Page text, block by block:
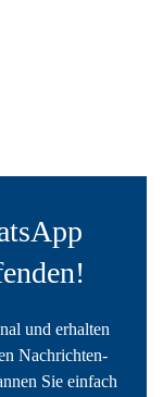
und erhalten
Nachrichten-
Sie einfach